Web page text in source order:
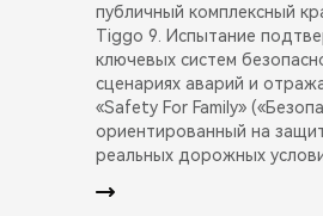
публичный комплексный
Tiggo 9. Испытание
ключевых систем
сценариях аварий и
«Safety For Family»
ориентированный на
реальных дорожных